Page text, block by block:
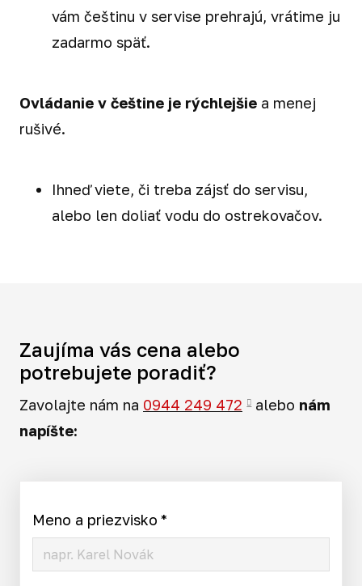
vám češtinu v servise prehrajú, vrátime ju
zadarmo späť.
Ovládanie v češtine je rýchlejšie a menej
rušivé.
Ihneď viete, či treba zájsť do servisu,
alebo len doliať vodu do ostrekovačov.
Zaujíma vás cena alebo
potrebujete poradiť?
Zavolajte nám na 0944 249 472 alebo nám
napíšte:
Meno a priezvisko *